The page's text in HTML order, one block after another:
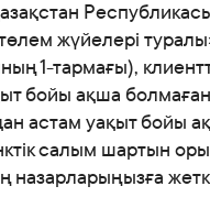
Банкте жұмыс істеу
Азаматтарды қабылдау
жүйелері
1-тармағы),
бойы ақша болмаған,
астам уақыт бойы
салым шартын
назарларыңызға